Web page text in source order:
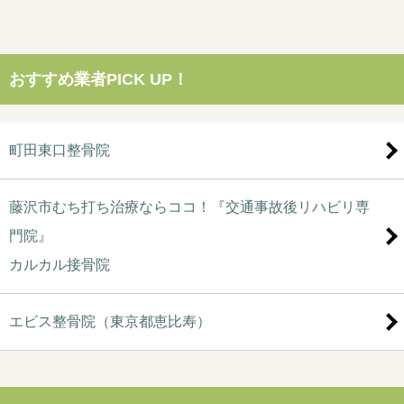
おすすめ業者PICK UP！
町田東口整骨院
藤沢市むち打ち治療ならココ！『交通事故後リハビリ専
門院』
カルカル接骨院
エビス整骨院（東京都恵比寿）